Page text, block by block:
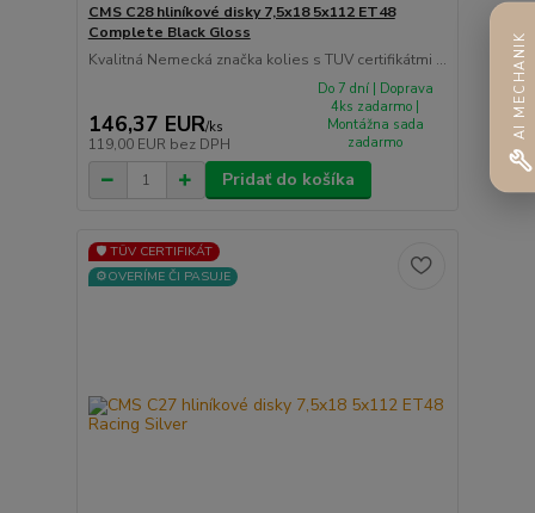
CMS C28 hliníkové disky 7,5x18 5x112 ET48
Complete Black Gloss
Kvalitná Nemecká značka kolies s TUV certifikátmi ...
146,37 EUR/ks
119,00 EUR bez DPH
Do 7 dní | Doprava
4ks zadarmo |
Montážna sada
zadarmo
Pridať do košíka
🛡️ TÜV CERTIFIKÁT
⚙️OVERÍME ČI PASUJE
AI MECHANIK